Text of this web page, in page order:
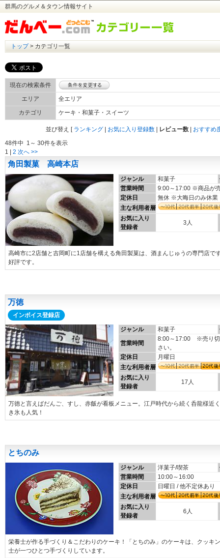
群馬のグルメ＆タウン情報サイト
トップ> カテゴリ一覧
現在の検索条件
エリア
全エリア
カテゴリ
ケーキ・和菓子・スイーツ
おすすめ
レビュー数
お気に入り登録数
ランキング
[
並び替え
48件中 1～ 30件を表示
1
2 次へ >>
角田製菓 高崎本店
ジャンル 和菓子
営業時間
9:00～17:00 ※商品が
定休日
無休 ※大晦日のみ休業
主な利用者層
お気に入り
登録者
3人
高崎市に2店舗と吉岡町に1店舗を構える角田製菓は、酒まんじゅうの専門店で
好評です。
万徳
インボイス登録店
ジャンル 和菓子
営業時間
8:00～17:00 ※売り切
さい。
定休日
月曜日
主な利用者層
お気に入り
登録者
17人
万徳と言えばだんご、すし、赤飯が看板メニュー。江戸時代から続く呑龍様近
き氷も人気！
とちのみ
ジャンル 洋菓子/喫茶
営業時間
10:00～16:00
定休日
日曜日 / 他不定休あり
主な利用者層
お気に入り
登録者
6人
栄養士が作る手づくり＆こだわりのケーキ！「とちのみ」のケーキは、クッキ
士が一つひとつ手づくりしています。